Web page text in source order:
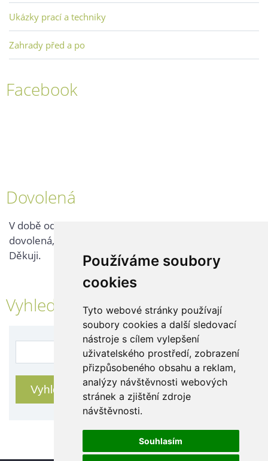
Používáme soubory
cookies
Tyto webové stránky používají
soubory cookies a další sledovací
nástroje s cílem vylepšení
uživatelského prostředí, zobrazení
přizpůsobeného obsahu a reklam,
analýzy návštěvnosti webových
stránek a zjištění zdroje
návštěvnosti.
Souhlasím
Ukázky prací a techniky
Zahrady před a po
Facebook
Dovolená
V době od 25. 7. - 2. 8. 2026 probíhá v naší firmě
dovolená, kontaktujte nás až po jejím ukončení.
Děkuji.
Vyhledávání